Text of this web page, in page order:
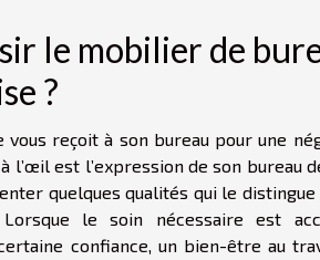
le mobilier de
?
vous reçoit à son bureau pour une
l’œil est l’expression de son bureau
quelques qualités qui le
Lorsque le soin nécessaire est
confiance, un bien-être au